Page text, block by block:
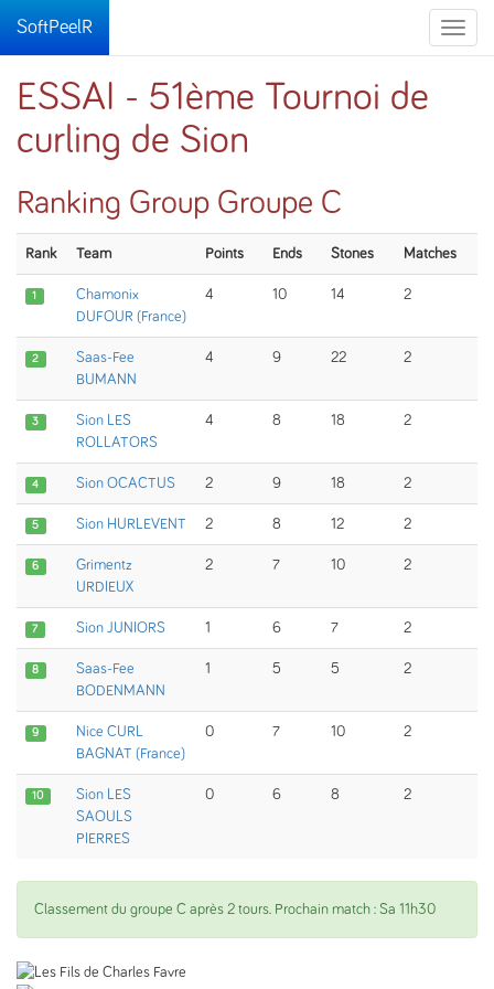
Toggle
SoftPeelR
ESSAI - 51ème Tournoi de
curling de Sion
Ranking Group Groupe C
Rank Team Points Ends Stones Matches
1
Chamonix
DUFOUR (France)
4 10 14 2
2
Saas-Fee
BUMANN
4 9 22 2
3
Sion LES
ROLLATORS
4 8 18 2
4 Sion OCACTUS 2 9 18 2
5 Sion HURLEVENT 2 8 12 2
6
Grimentz
URDIEUX
2 7 10 2
7 Sion JUNIORS 1 6 7 2
8
Saas-Fee
BODENMANN
1 5 5 2
9
Nice CURL
BAGNAT (France)
0 7 10 2
10
Sion LES
SAOULS
PIERRES
0 6 8 2
Classement du groupe C après 2 tours. Prochain match : Sa 11h30